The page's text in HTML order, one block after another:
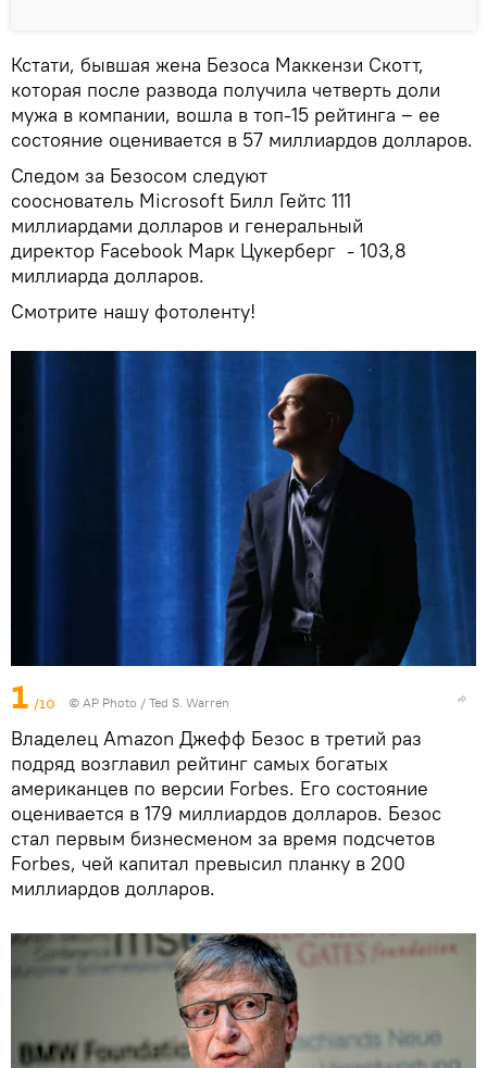
Кстати, бывшая жена Безоса Маккензи Скотт,
которая после развода получила четверть доли
мужа в компании, вошла в топ-15 рейтинга ‒ ее
состояние оценивается в 57 миллиардов долларов.
Следом за Безосом следуют
сооснователь Microsoft Билл Гейтс 111
миллиардами долларов и генеральный
директор Facebook Марк Цукерберг - 103,8
миллиарда долларов.
Смотрите нашу фотоленту!
1 /10 © AP Photo / Ted S. Warren
Владелец Amazon Джефф Безос в третий раз
подряд возглавил рейтинг самых богатых
американцев по версии Forbes. Его состояние
оценивается в 179 миллиардов долларов. Безос
стал первым бизнесменом за время подсчетов
Forbes, чей капитал превысил планку в 200
миллиардов долларов.